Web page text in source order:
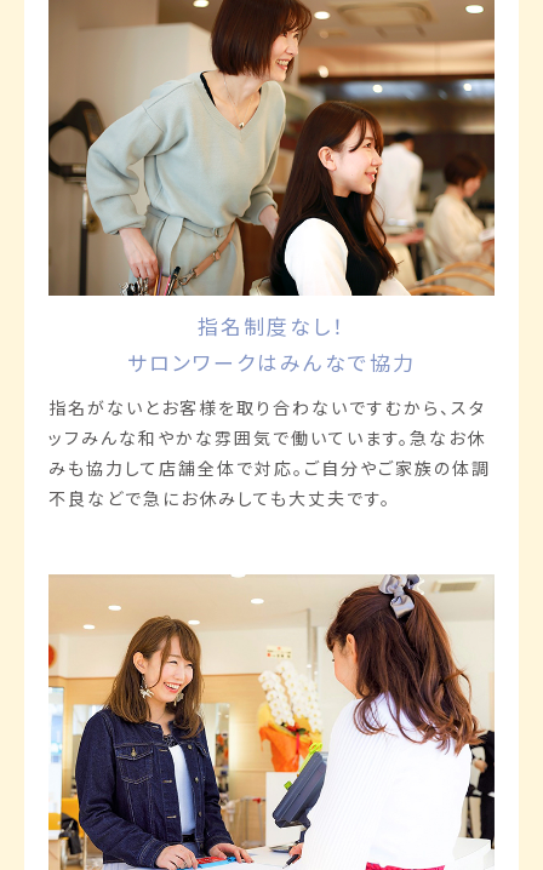
指名制度なし！
サロンワークはみんなで協力
指名がないとお客様を取り合わないですむから、スタ
ッフみんな和やかな雰囲気で働いています。急なお休
みも協力して店舗全体で対応。ご自分やご家族の体調
不良などで急にお休みしても大丈夫です。